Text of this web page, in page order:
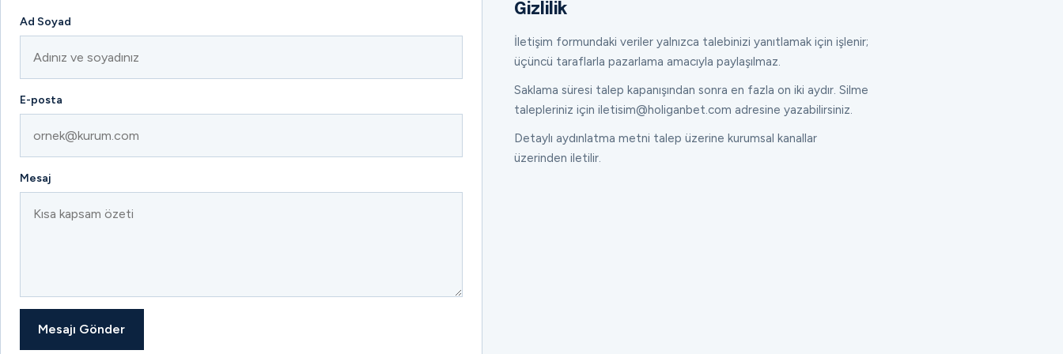
Ad Soyad
E-posta
Mesaj
Mesajı Gönder
Gizlilik
İletişim formundaki veriler yalnızca talebinizi yanıtlamak için işlenir;
üçüncü taraflarla pazarlama amacıyla paylaşılmaz.
Saklama süresi talep kapanışından sonra en fazla on iki aydır. Silme
talepleriniz için iletisim@holiganbet.com adresine yazabilirsiniz.
Detaylı aydınlatma metni talep üzerine kurumsal kanallar
üzerinden iletilir.